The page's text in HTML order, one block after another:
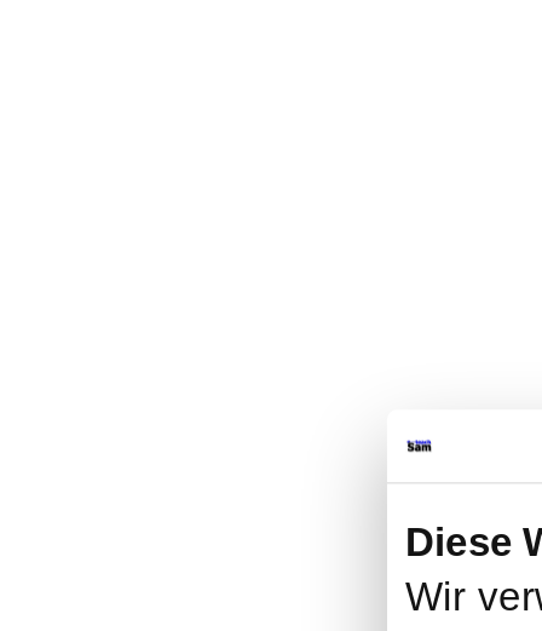
Diese
Wir